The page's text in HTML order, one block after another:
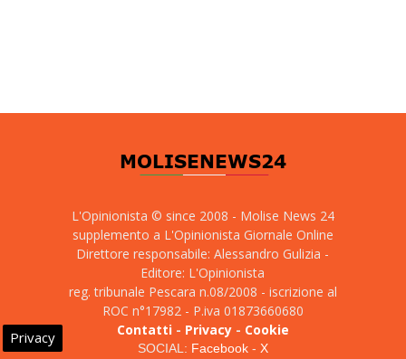
L'Opinionista © since 2008 - Molise News 24
supplemento a L'Opinionista Giornale Online
Direttore responsabile: Alessandro Gulizia -
Editore: L'Opinionista
reg. tribunale Pescara n.08/2008 - iscrizione al
ROC n°17982 - P.iva 01873660680
Contatti- Privacy- Cookie
SOCIAL: Facebook- X
Privacy